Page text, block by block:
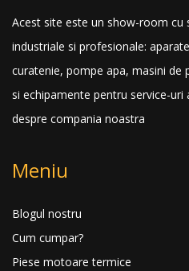
Acest site este un show-room cu
industriale si profesionale:
curatenie, pompe apa, masini de
si echipamente pentru service-uri
despre compania noastra
Meniu
Blogul nostru
Cum cumpar?
Piese motoare termice